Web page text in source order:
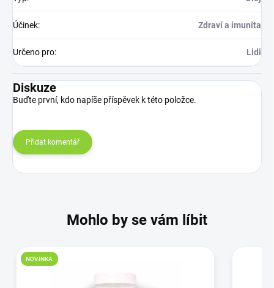
Účinek: Zdraví a imunita
Určeno pro: Lidi
Diskuze
Buďte první, kdo napíše příspěvek k této položce.
Přidat komentář
Mohlo by se vám líbit
NOVINKA